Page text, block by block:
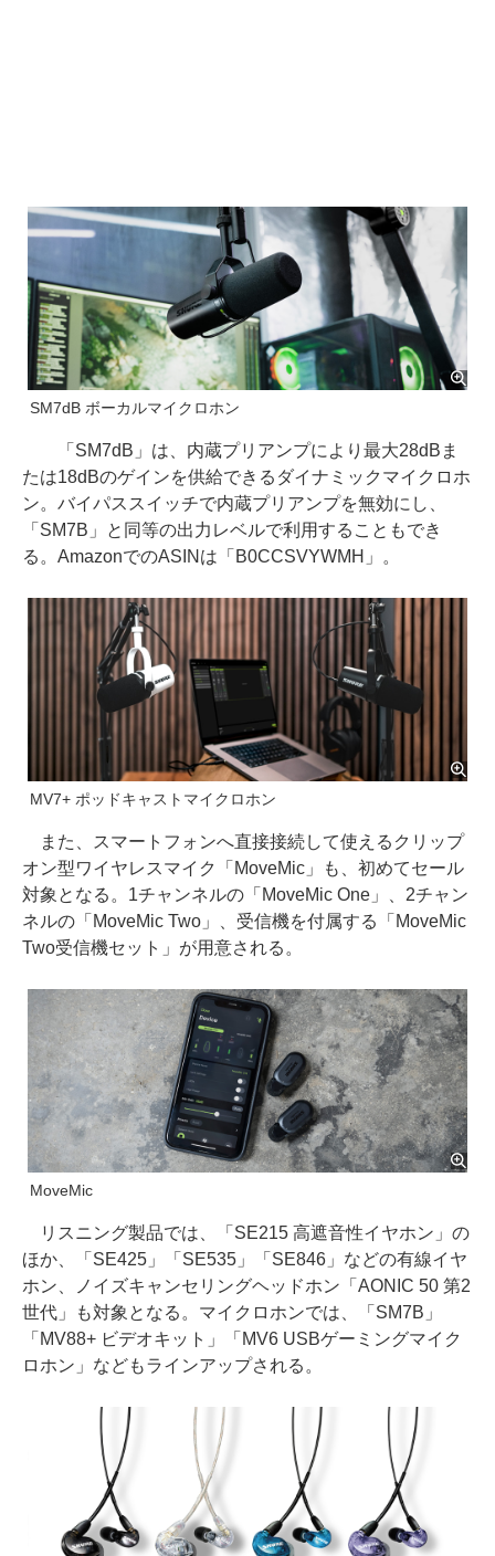
SM7dB ボーカルマイクロホン
「SM7dB」は、内蔵プリアンプにより最大28dBま
たは18dBのゲインを供給できるダイナミックマイクロホ
ン。バイパススイッチで内蔵プリアンプを無効にし、
「SM7B」と同等の出力レベルで利用することもでき
る。AmazonでのASINは「B0CCSVYWMH」。
MV7+ ポッドキャストマイクロホン
また、スマートフォンへ直接接続して使えるクリップ
オン型ワイヤレスマイク「MoveMic」も、初めてセール
対象となる。1チャンネルの「MoveMic One」、2チャン
ネルの「MoveMic Two」、受信機を付属する「MoveMic
Two受信機セット」が用意される。
MoveMic
リスニング製品では、「SE215 高遮音性イヤホン」の
ほか、「SE425」「SE535」「SE846」などの有線イヤ
ホン、ノイズキャンセリングヘッドホン「AONIC 50 第2
世代」も対象となる。マイクロホンでは、「SM7B」
「MV88+ ビデオキット」「MV6 USBゲーミングマイク
ロホン」などもラインアップされる。